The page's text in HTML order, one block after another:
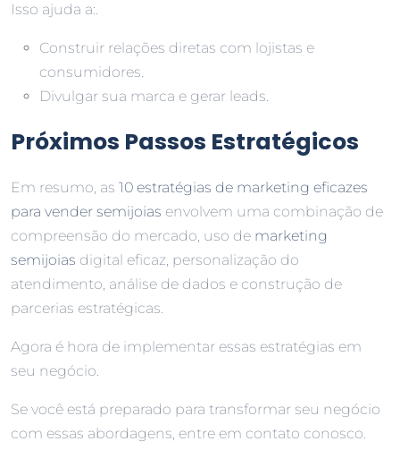
Isso ajuda a:.
Construir relações diretas com lojistas e
consumidores.
Divulgar sua marca e gerar leads.
Próximos Passos Estratégicos
Em resumo, as 10 estratégias de marketing eficazes
para vender semijoias envolvem uma combinação de
compreensão do mercado, uso de marketing
semijoias digital eficaz, personalização do
atendimento, análise de dados e construção de
parcerias estratégicas.
Agora é hora de implementar essas estratégias em
seu negócio.
Se você está preparado para transformar seu negócio
com essas abordagens, entre em contato conosco.